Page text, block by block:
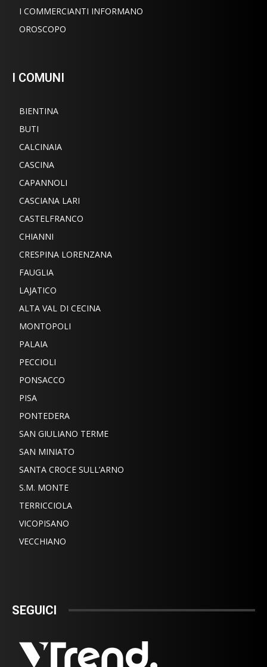
I COMMERCIANTI INFORMANO
OROSCOPO
I COMUNI
BIENTINA
BUTI
CALCINAIA
CASCINA
CAPANNOLI
CASCIANA LARI
CASTELFRANCO
CHIANNI
CRESPINA LORENZANA
FAUGLIA
LAJATICO
ALTA VAL DI CECINA
MONTOPOLI
PALAIA
PECCIOLI
PONSACCO
PISA
PONTEDERA
SAN GIULIANO TERME
SAN MINIATO
SANTA CROCE SULL’ARNO
S.M. MONTE
TERRICCIOLA
VICOPISANO
VECCHIANO
SEGUICI